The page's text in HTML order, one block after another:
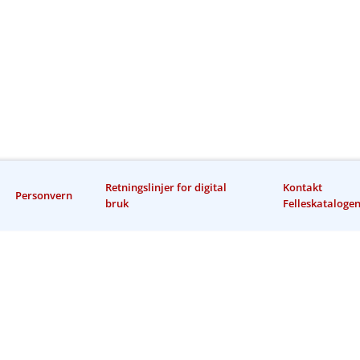
Personvern
Retningslinjer for digital
bruk
Kontakt
Felleskatalogen